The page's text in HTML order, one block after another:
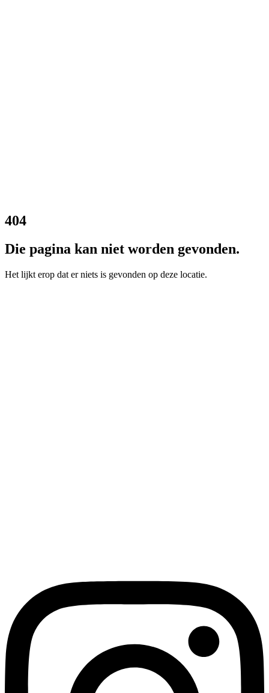
404
Die pagina kan niet worden gevonden.
Het lijkt erop dat er niets is gevonden op deze locatie.